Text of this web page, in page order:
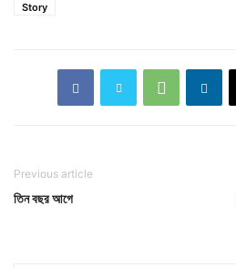
Story
Previous article
তিন বছর আগে